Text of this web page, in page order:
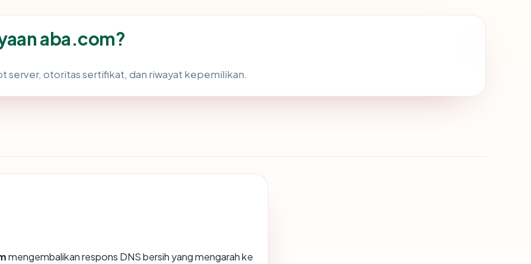
aba.com?
server, otoritas sertifikat, dan riwayat kepemilikan.
mengembalikan respons DNS bersih yang mengarah ke